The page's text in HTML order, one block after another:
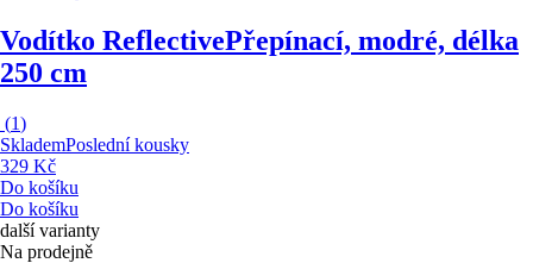
Vodítko ReflectivePřepínací, modré, délka
250 cm
(1)
SklademPoslední kousky
329 Kč
Do košíku
Do košíku
další varianty
Na prodejně